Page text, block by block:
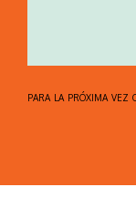
para la próxima vez